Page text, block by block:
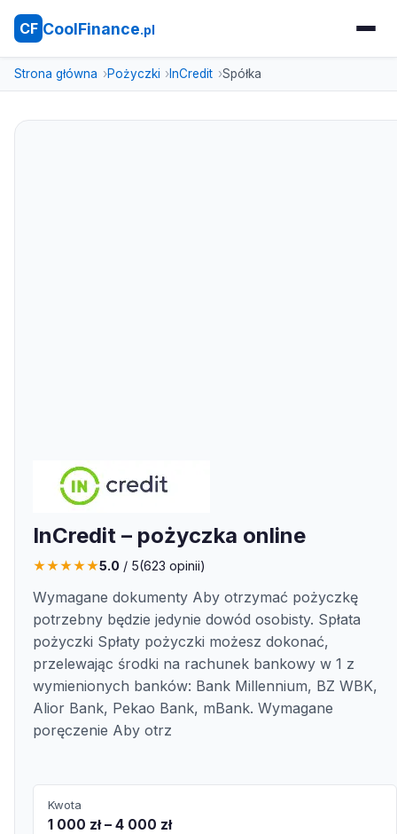
CF CoolFinance.pl
Strona główna Pożyczki InCredit Spółka
InCredit – pożyczka online
★★★★★5.0 / 5(623 opinii)
Wymagane dokumenty Aby otrzymać pożyczkę
potrzebny będzie jedynie dowód osobisty. Spłata
pożyczki Spłaty pożyczki możesz dokonać,
przelewając środki na rachunek bankowy w 1 z
wymienionych banków: Bank Millennium, BZ WBK,
Alior Bank, Pekao Bank, mBank. Wymagane
poręczenie Aby otrz
Kwota
1 000 zł – 4 000 zł